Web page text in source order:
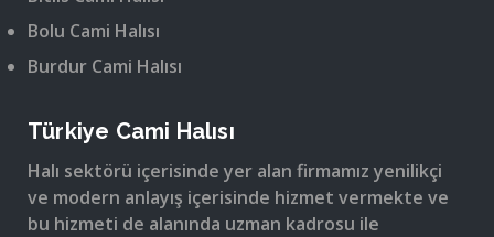
Bolu Cami Halısı
Burdur Cami Halısı
Türkiye Cami Halısı
Halı sektörü içerisinde yer alan firmamız yenilikçi
ve modern anlayış içerisinde hizmet vermekte ve
bu hizmeti de alanında uzman kadrosu ile